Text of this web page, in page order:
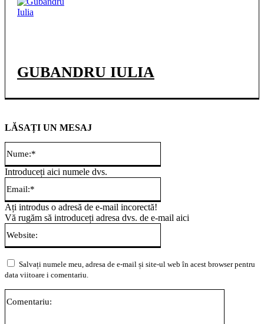
GUBANDRU IULIA
LĂSAȚI UN MESAJ
Introduceți aici numele dvs.
Ați introdus o adresă de e-mail incorectă!
Vă rugăm să introduceți adresa dvs. de e-mail aici
Salvați numele meu, adresa de e-mail și site-ul web în acest browser pentru
data viitoare i comentariu.